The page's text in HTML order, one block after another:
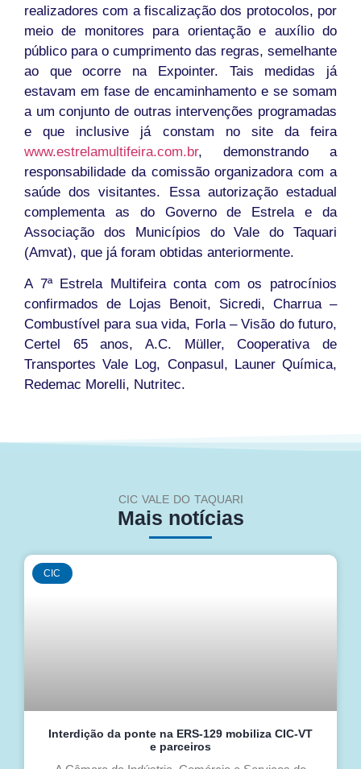
realizadores com a fiscalização dos protocolos, por
meio de monitores para orientação e auxílio do
público para o cumprimento das regras, semelhante
ao que ocorre na Expointer. Tais medidas já
estavam em fase de encaminhamento e se somam
a um conjunto de outras intervenções programadas
e que inclusive já constam no site da feira
www.estrelamultifeira.com.br, demonstrando a
responsabilidade da comissão organizadora com a
saúde dos visitantes. Essa autorização estadual
complementa as do Governo de Estrela e da
Associação dos Municípios do Vale do Taquari
(Amvat), que já foram obtidas anteriormente.
A 7ª Estrela Multifeira conta com os patrocínios
confirmados de Lojas Benoit, Sicredi, Charrua –
Combustível para sua vida, Forla – Visão do futuro,
Certel 65 anos, A.C. Müller, Cooperativa de
Transportes Vale Log, Conpasul, Launer Química,
Redemac Morelli, Nutritec.
CIC VALE DO TAQUARI
Mais notícias
CIC
Interdição da ponte na ERS-129 mobiliza CIC-VT
e parceiros